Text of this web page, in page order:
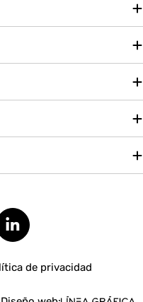
Translation missing:
de privacidad